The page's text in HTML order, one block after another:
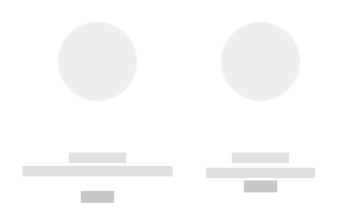
------------
----------- ----------- --------
------------
----------- -----------